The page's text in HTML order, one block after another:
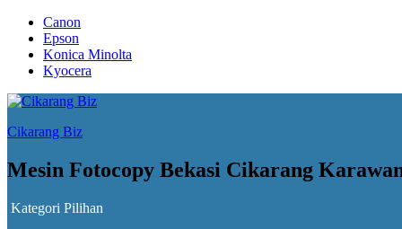
Canon
Epson
Konica Minolta
Kyocera
Cikarang Biz
Mesin Fotocopy Bekasi Cikarang
Kategori Pilihan